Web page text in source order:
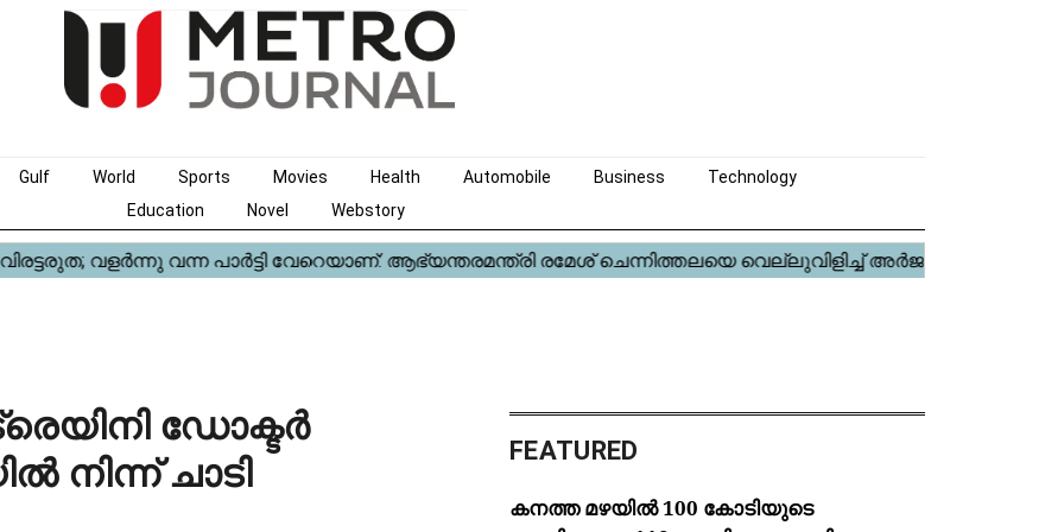
Gulf World Sports Movies Health Automobile Business
Technology
Education
Novel Webstory
ഡോക്ടർ
നിന്ന് ചാടി
FEATURED
കനത്ത മഴയിൽ 100 കോടിയുടെ